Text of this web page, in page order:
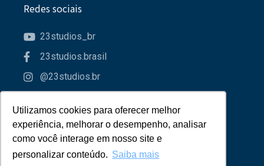
Utilizamos cookies para oferecer melhor
experiência, melhorar o desempenho, analisar
como você interage em nosso site e
personalizar conteúdo. Saiba mais
Utilizamos cookies para oferecer melhor
experiência, melhorar o desempenho, analisar
como você interage em nosso site e
personalizar conteúdo. Saiba mais
Redes sociais
23studios_br
23studios.brasil
@23studios.br
Parceiros